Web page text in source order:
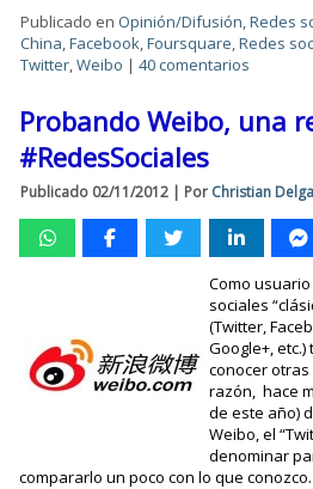
Publicado en Opinión/Difusión,Redes
China,Facebook,Foursquare,Redes
Twitter,Weibo |40 comentarios
Probando Weibo, una
#RedesSociales
Publicado 02/11/2012 | Por Christian
Como
sociales
(Twitter,
Google+,
conocer
razón, hace
de este año)
Weibo, el
denominar
compararlo un poco con lo que conozco.